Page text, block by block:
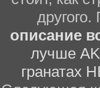
описание
лучше
гранатах